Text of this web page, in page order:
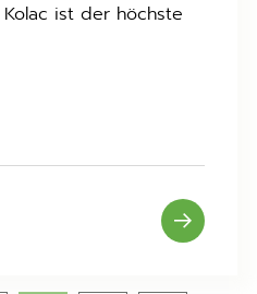
ist der höchste